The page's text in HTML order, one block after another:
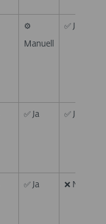
⚙️
Manuell
✅ Ja
✅ Ja ✅ Ja
✅ Ja ❌ Nein